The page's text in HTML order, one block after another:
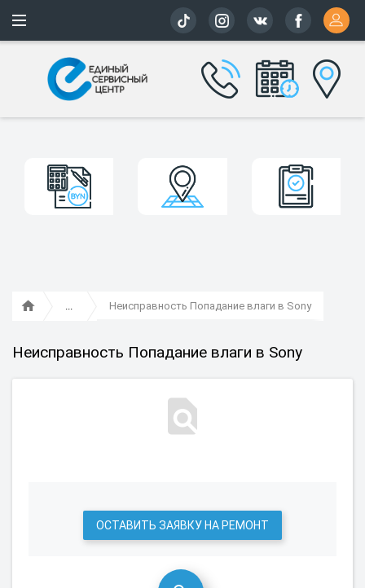
Более
Неисправность Попадание влаги в Sony
Неисправность Попадание влаги в Sony
ОСТАВИТЬ ЗАЯВКУ НА РЕМОНТ